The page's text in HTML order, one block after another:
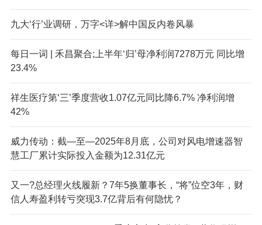
九大‘行’业调研，万字<详>解中国反内卷风暴
每日一词 | 禾昌聚合;上半年‘归’母净利润7278万元 同比增
23.4%
祥生医疗第‘三’季度营收1.07亿元同比降6.7% 净利润增
42%
威力传动：截—至—2025年8月底，公司对风电增速器智
慧工厂累计实际投入金额为12.31亿元
又一?总经理火线履新？7年5换董事长，“将”位空3年，财
信人寿盈利转亏突现3.7亿背后有何隐忧？